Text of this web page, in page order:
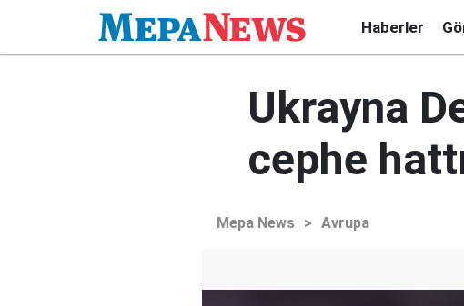
Haberler
Ukrayna
cephe
Mepa News > Avrupa